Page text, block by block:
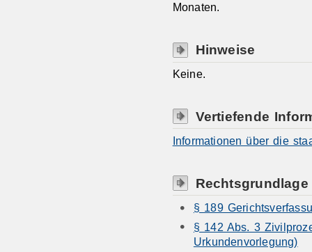
Monaten.
Hinweise
Keine.
Vertiefende
Informationen über die
Rechtsgrundlage
§ 189
§ 142 Abs. 3
Urkundenvorlegung)